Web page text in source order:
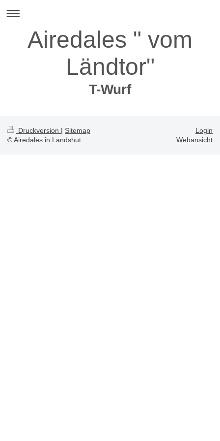
Airedales " vom
Ländtor"
T-Wurf
Druckversion | Sitemap
© Airedales in Landshut
Login
Webansicht